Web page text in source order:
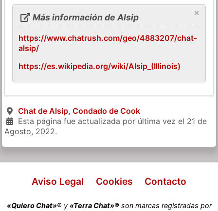
×
Más información de Alsip
https://www.chatrush.com/geo/4883207/chat-
alsip/
https://es.wikipedia.org/wiki/Alsip_(Illinois)
Chat de Alsip, Condado de Cook
Esta página fue actualizada por última vez el 21 de
Agosto, 2022.
Aviso Legal Cookies Contacto
«Quiero Chat»®y «Terra Chat»®son marcas registradas por